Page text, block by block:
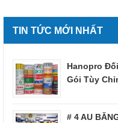
TIN TỨC MỚI NHẤT
Hanopro
Gói Tùy
# 4 AU